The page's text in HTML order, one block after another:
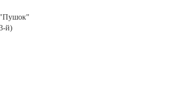
"Пушок"
й)